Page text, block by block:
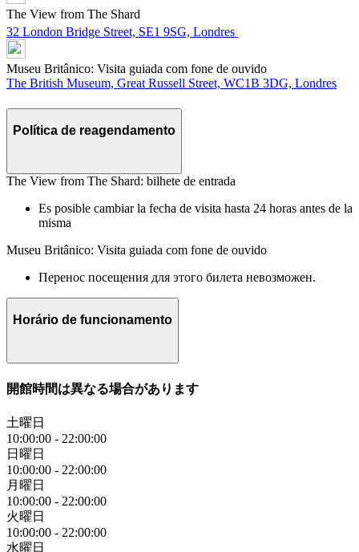
The View from The Shard
32 London Bridge Street, SE1 9SG, Londres
Museu Britânico: Visita guiada com fone de ouvido
The British Museum, Great Russell Street, WC1B 3DG, Londres
Política de reagendamento
The View from The Shard: bilhete de entrada
Es posible cambiar la fecha de visita hasta 24 horas antes de la
misma
Museu Britânico: Visita guiada com fone de ouvido
Перенос посещения для этого билета невозможен.
Horário de funcionamento
開館時間は異なる場合があります
土曜日
10:00:00 - 22:00:00
日曜日
10:00:00 - 22:00:00
月曜日
10:00:00 - 22:00:00
火曜日
10:00:00 - 22:00:00
水曜日